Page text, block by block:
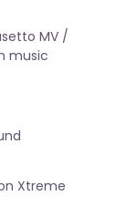
MV /
music
Xtreme